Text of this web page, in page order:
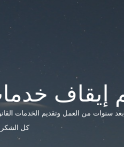
بعد سنوات من العمل وتقديم الخدمات
كل الشكر